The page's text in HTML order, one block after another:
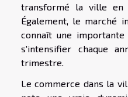
transformé la ville en
Également, le marché
connaît une
s'intensifier chaque
trimestre.
Le commerce dans la